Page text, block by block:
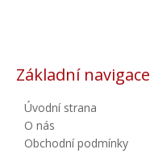
Základní navigace
Úvodní strana
O nás
Obchodní podmínky